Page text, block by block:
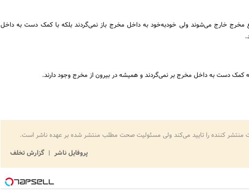
مخرج خارج می‌شوند ولی خودبه‌خود به داخل مخرج باز نمی‌گردند بلکه با کمک دست به داخل
کمک دست به داخل مخرج بر نمی‌گردند و همیشه در بیرون از مخرج وجود دارند.
منتشر کننده را تایید می‌کند ولی مسئولیت صحت مطلب منتشر شده بر عهده ناشر است.
پروفایل ناشر
گزارش تخلف